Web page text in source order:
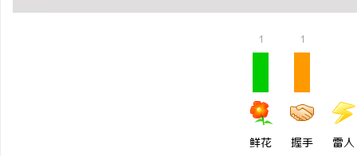
1
鲜花
1
握手 雷人